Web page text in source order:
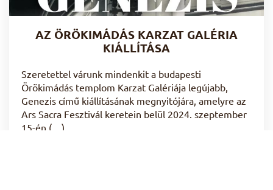
AZ ÖRÖKIMÁDÁS KARZAT GALÉRIA
KIÁLLÍTÁSA
Szeretettel várunk mindenkit a budapesti
Örökimádás templom Karzat Galériája legújabb,
Genezis című kiállításának megnyitójára, amelyre az
Ars Sacra Fesztivál keretein belül 2024. szeptember
15-én (…)